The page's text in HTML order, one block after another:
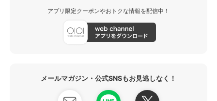
アプリ限定クーポンやおトクな情報を配信中！
メールマガジン・公式SNSもお見逃しなく！